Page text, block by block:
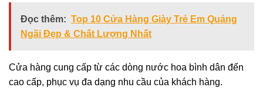
Đọc thêm: Top 10 Cửa Hàng Giày Trẻ Em Quảng
Ngãi Đẹp & Chất Lượng Nhất
Cửa hàng cung cấp từ các dòng nước hoa bình dân đến
cao cấp, phục vụ đa dạng nhu cầu của khách hàng.